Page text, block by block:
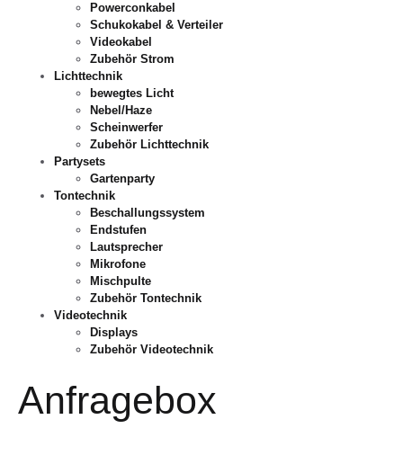
Powerconkabel
Schukokabel & Verteiler
Videokabel
Zubehör Strom
Lichttechnik
bewegtes Licht
Nebel/Haze
Scheinwerfer
Zubehör Lichttechnik
Partysets
Gartenparty
Tontechnik
Beschallungssystem
Endstufen
Lautsprecher
Mikrofone
Mischpulte
Zubehör Tontechnik
Videotechnik
Displays
Zubehör Videotechnik
Anfragebox